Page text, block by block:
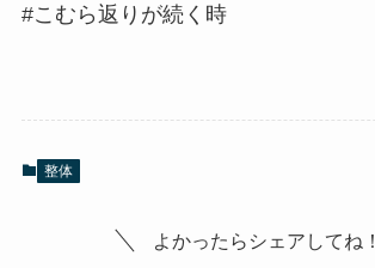
#こむら返りが続く時
整体
よかったらシェアしてね！